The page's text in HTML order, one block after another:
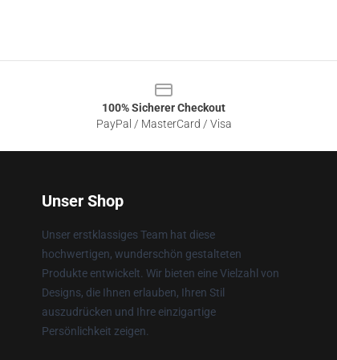
100% Sicherer Checkout
PayPal / MasterCard / Visa
Unser Shop
Unser erstklassiges Team hat diese
hochwertigen, wunderschön gestalteten
Produkte entwickelt. Wir bieten eine Vielzahl von
Designs, die Ihnen erlauben, Ihren Stil
auszudrücken und Ihre einzigartige
Persönlichkeit zeigen.